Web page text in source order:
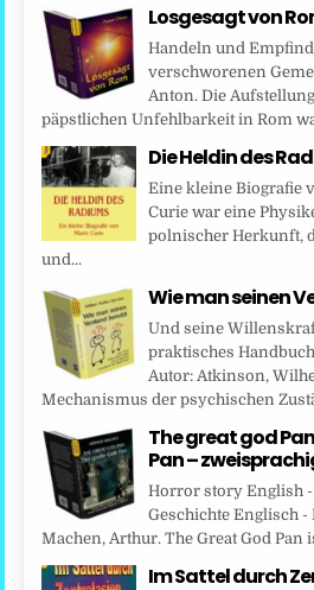
Losgesagt von
Handeln und
verschworenen
Anton. Die
päpstlichen Unfehlbarkeit in Rom
Die Heldin des
Eine kleine Biografie
Curie war eine
polnischer Herkunft,
und...
Wie man seinen
Und seine
praktisches
Autor: Atkinson,
Mechanismus der psychischen
The great god
Pan –
Horror story English
Geschichte Englisch -
Machen, Arthur. The Great God Pan
Im Sattel durch